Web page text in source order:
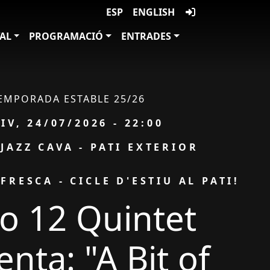
ESP
ENGLISH
PROGRAMACIÓ
ENTRADES
ESTABLE 25/26
24/07/2026 - 22:00
CAVA - PATI EXTERIOR
- CICLE D'ESTIU AL PATI!
12 Quintet
"A Bit of